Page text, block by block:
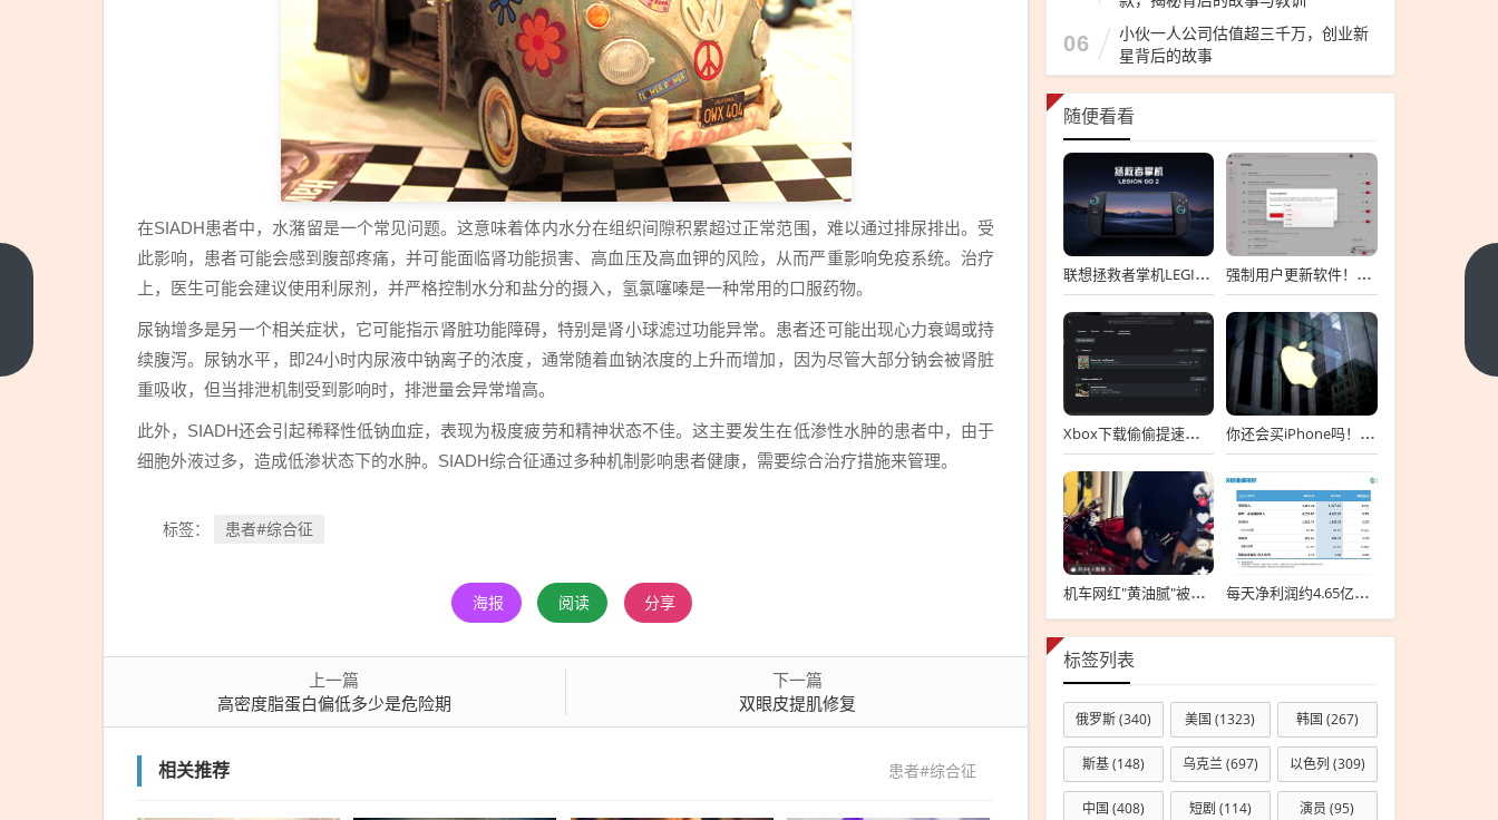
在SIADH患者中，水潴留是一个常见问题。这意味着体内水分在组织间隙积累超过正常范围，难以通过排尿排出。受
此影响，患者可能会感到腹部疼痛，并可能面临肾功能损害、高血压及高血钾的风险，从而严重影响免疫系统。治疗
上，医生可能会建议使用利尿剂，并严格控制水分和盐分的摄入，氢氯噻嗪是一种常用的口服药物。
尿钠增多是另一个相关症状，它可能指示肾脏功能障碍，特别是肾小球滤过功能异常。患者还可能出现心力衰竭或持
续腹泻。尿钠水平，即24小时内尿液中钠离子的浓度，通常随着血钠浓度的上升而增加，因为尽管大部分钠会被肾脏
重吸收，但当排泄机制受到影响时，排泄量会异常增高。
此外，SIADH还会引起稀释性低钠血症，表现为极度疲劳和精神状态不佳。这主要发生在低渗性水肿的患者中，由于
细胞外液过多，造成低渗状态下的水肿。SIADH综合征通过多种机制影响患者健康，需要综合治疗措施来管理。
标签： 患者#综合征
海报 阅读 分享
上一篇
高密度脂蛋白偏低多少是危险期
下一篇
双眼皮提肌修复
相关推荐 患者#综合征
06
小伙一人公司估值超三千万，创业新
星背后的故事
随便看看
联想拯救者掌机LEGION GO 2国行版终于来了：首发国补价7199元 强制用户更新软件！微软发布新版应用商店：只能选择暂停更新、最长五周
Xbox下载偷偷提速！实测跑满250Mbs 你还会买iPhone吗！苹果在中国早已跌落神坛：营收下滑不止
机车网红"黄油腻"被曝车祸身亡引热议 工程师曾劝别上山 每天净利润约4.65亿！中国移动发布2025年中期业绩报告
标签列表
俄罗斯(340) 美国 (1323) 韩国 (267)
斯基(148) 乌克兰(697) 以色列 (309)
中国 (408) 短剧 (114) 演员 (95)